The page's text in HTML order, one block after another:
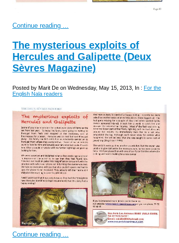
Continue reading ...
The mysterious exploits of
Hercules and Galipette (Deux
Sèvres Magazine)
Posted by Marit De on Wednesday, May 15, 2013, In : For the
English Nala readers
Continue reading ...